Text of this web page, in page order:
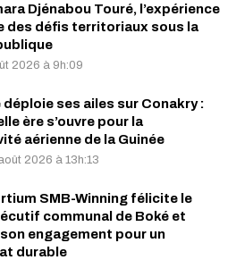
Djénabou Touré, l’expérience
des défis territoriaux sous la
2026 à 9h:09
déploie ses ailes sur Conakry :
ère s’ouvre pour la
aérienne de la Guinée
2026 à 13h:13
SMB-Winning félicite le
communal de Boké et
engagement pour un
durable